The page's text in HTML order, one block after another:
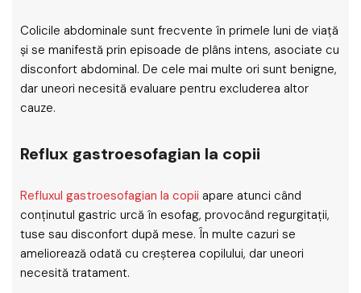
Colicile abdominale sunt frecvente în primele luni de viață
și se manifestă prin episoade de plâns intens, asociate cu
disconfort abdominal. De cele mai multe ori sunt benigne,
dar uneori necesită evaluare pentru excluderea altor
cauze.
Reflux gastroesofagian la copii
Refluxul gastroesofagian la copii apare atunci când
conținutul gastric urcă în esofag, provocând regurgitații,
tuse sau disconfort după mese. În multe cazuri se
ameliorează odată cu creșterea copilului, dar uneori
necesită tratament.